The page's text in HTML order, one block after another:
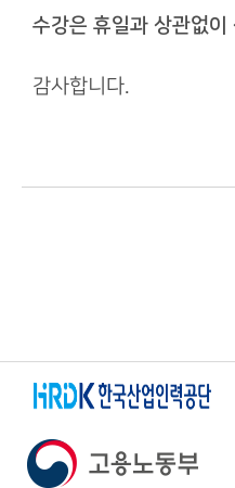
수강은 휴일과 상관없이
감사합니다.​